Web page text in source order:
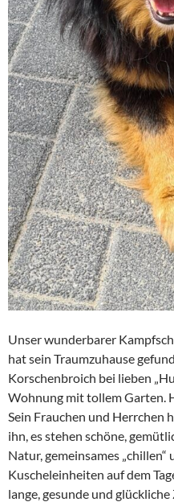
Unser wunderbarer
hat sein Traumzuhause
Korschenbroich bei lieben
Wohnung mit tollem Garten.
Sein Frauchen und Herrchen
ihn, es stehen schöne,
Natur, gemeinsames
Kuscheleinheiten auf dem
lange, gesunde und